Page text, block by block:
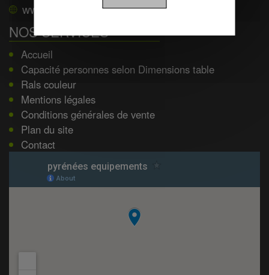
www.pyrenees-equipements.com
NOS SERVICES
Accueil
Capacité personnes selon Dimensions table
Rals couleur
Mentions légales
Conditions générales de vente
Plan du site
Contact